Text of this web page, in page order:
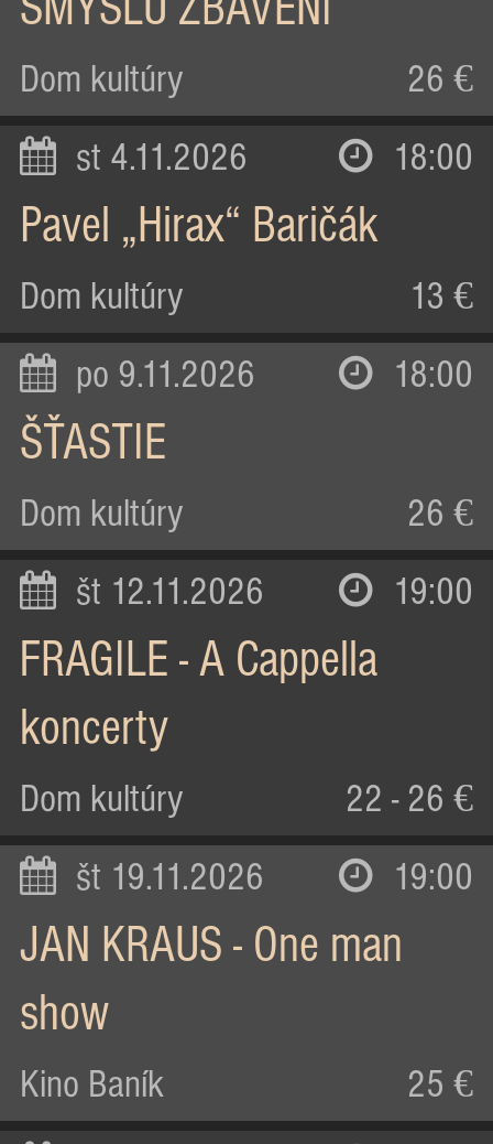
SMYSLŮ ZBAVENÍ
Dom kultúry 26 €
st 4.11.2026 18:00
Pavel „Hirax“ Baričák
Dom kultúry 13 €
po 9.11.2026 18:00
ŠŤASTIE
Dom kultúry 26 €
št 12.11.2026 19:00
FRAGILE - A Cappella
koncerty
Dom kultúry 22 - 26 €
št 19.11.2026 19:00
JAN KRAUS - One man
show
Kino Baník 25 €